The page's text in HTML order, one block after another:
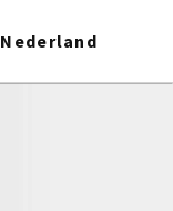
Nederland